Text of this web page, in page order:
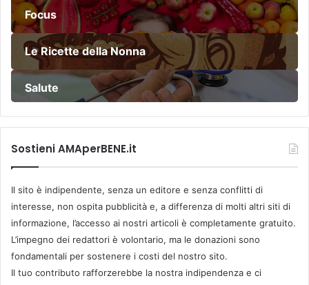
Focus
Le Ricette della Nonna
Salute
Sostieni AMAperBENE.it
Il sito è indipendente, senza un editore e senza conflitti di
interesse, non ospita pubblicità e, a differenza di molti altri siti di
informazione, l’accesso ai nostri articoli è completamente gratuito.
L’impegno dei redattori è volontario, ma le donazioni sono
fondamentali per sostenere i costi del nostro sito.
Il tuo contributo rafforzerebbe la nostra indipendenza e ci